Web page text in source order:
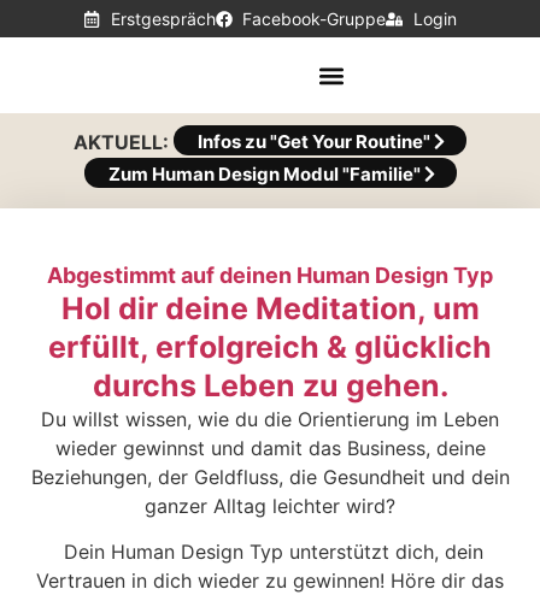
Erstgespräch Facebook-Gruppe Login
AKTUELL:
Infos zu "Get Your Routine"
Zum Human Design Modul "Familie"
Abgestimmt auf deinen Human Design Typ
Hol dir deine Meditation, um
erfüllt, erfolgreich & glücklich
durchs Leben zu gehen.
Du willst wissen, wie du die Orientierung im Leben
wieder gewinnst und damit das Business, deine
Beziehungen, der Geldfluss, die Gesundheit und dein
ganzer Alltag leichter wird?
Dein Human Design Typ unterstützt dich, dein
Vertrauen in dich wieder zu gewinnen! Höre dir das